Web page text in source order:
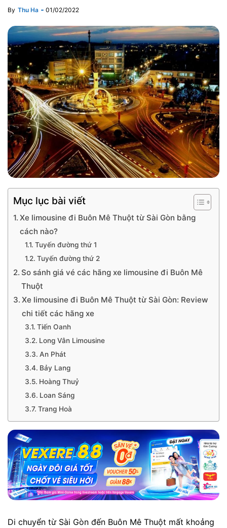
By Thu Ha 01/02/2022
Mục lục bài viết
Xe limousine đi Buôn Mê Thuột từ Sài Gòn bằng
cách nào?
Tuyến đường thứ 1
Tuyến đường thứ 2
So sánh giá vé các hãng xe limousine đi Buôn Mê
Thuột
Xe limousine đi Buôn Mê Thuột từ Sài Gòn: Review
chi tiết các hãng xe
Tiến Oanh
Long Vân Limousine
An Phát
Bảy Lang
Hoàng Thuỷ
Loan Sáng
Trang Hoà
Di chuyển từ Sài Gòn đến Buôn Mê Thuột mất khoảng